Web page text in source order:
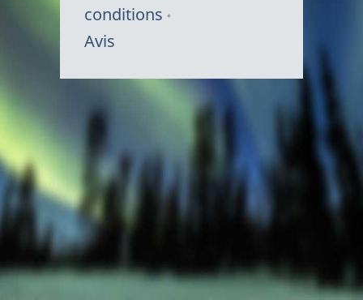
conditions
Avis
Canada